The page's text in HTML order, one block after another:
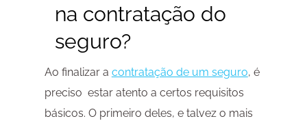
na contratação do
seguro?
Ao finalizar a contratação de um seguro, é
preciso estar atento a certos requisitos
básicos. O primeiro deles, e talvez o mais